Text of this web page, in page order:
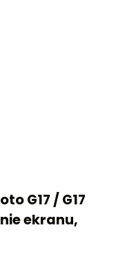
G17 / G17
ekranu,